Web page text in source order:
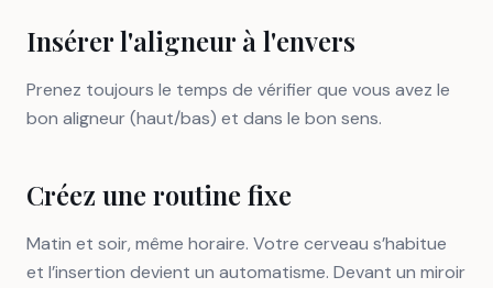
Insérer l'aligneur à l'envers
Prenez toujours le temps de vérifier que vous avez le
bon aligneur (haut/bas) et dans le bon sens.
Créez une routine fixe
Matin et soir, même horaire. Votre cerveau s’habitue
et l’insertion devient un automatisme. Devant un miroir